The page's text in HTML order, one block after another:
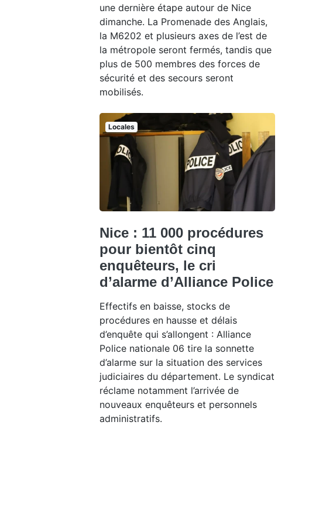
une dernière étape autour de Nice
dimanche. La Promenade des Anglais,
la M6202 et plusieurs axes de l’est de
la métropole seront fermés, tandis que
plus de 500 membres des forces de
sécurité et des secours seront
mobilisés.
Locales
Nice : 11 000 procédures
pour bientôt cinq
enquêteurs, le cri
d’alarme d’Alliance Police
Effectifs en baisse, stocks de
procédures en hausse et délais
d’enquête qui s’allongent : Alliance
Police nationale 06 tire la sonnette
d’alarme sur la situation des services
judiciaires du département. Le syndicat
réclame notamment l’arrivée de
nouveaux enquêteurs et personnels
administratifs.